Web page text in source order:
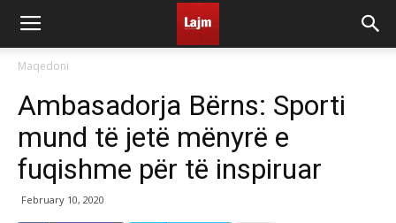
Maqedoni
Ambasadorja Bërns: Sporti
mund të jetë mënyrë e
fuqishme për të inspiruar
February 10, 2020